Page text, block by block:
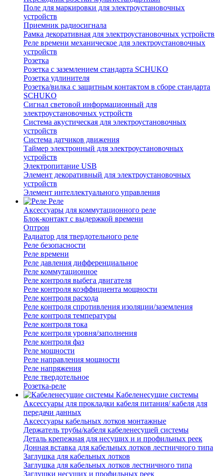
Поле для маркировки для электроустановочных
устройств
Приемник радиосигнала
Рамка декоративная для электроустановочных устройств
Реле времени механическое для электроустановочных
устройств
Розетка
Розетка с заземлением стандарта SCHUKO
Розетка удлинителя
Розетка/вилка с защитным контактом в сборе стандарта
SCHUKO
Сигнал световой информационный для
электроустановочных устройств
Система акустическая для электроустановочных
устройств
Система датчиков движения
Таймер электронный для электроустановочных
устройств
Электропитание USB
Элемент декоративный для электроустановочных
устройств
Элемент интеллектуального управления
Реле
Аксессуары для коммутационного реле
Блок-контакт с выдержкой времени
Оптрон
Радиатор для твердотельного реле
Реле безопасности
Реле времени
Реле давления дифференциальное
Реле коммутационное
Реле контроля выбега двигателя
Реле контроля коэффициента мощности
Реле контроля расхода
Реле контроля спротивления изоляции/заземления
Реле контроля температуры
Реле контроля тока
Реле контроля уровня/заполнения
Реле контроля фаз
Реле мощности
Реле направления мощности
Реле напряжения
Реле твердотельное
Розетка-реле
Кабеленесущие системы
Аксессуары для прокладки кабеля питания/ кабеля для
передачи данных
Аксессуары кабельных лотков монтажные
Держатель трубы/кабеля кабеленесущей системы
Деталь крепежная для несущих и и профильных реек
Донная вставка для кабельных лотков лестничного типа
Заглушка для кабельных лотков
Заглушка для кабельных лотков лестничного типа
Заглушки несущих и профильных реек